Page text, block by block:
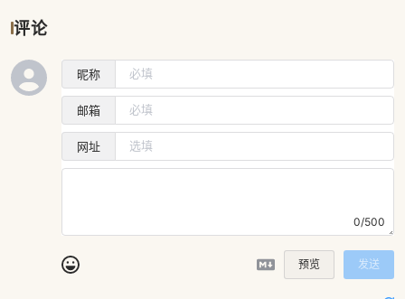
评论
昵称
邮箱
网址
0/500
预览 发送